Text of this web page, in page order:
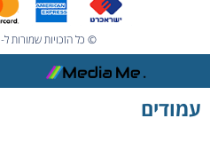
© כל הזכויות שמורות ל- Hackstore.co.il
עמודים